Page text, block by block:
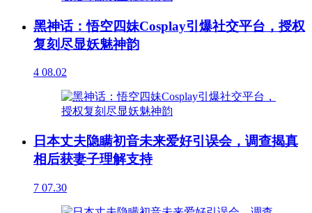
黑神话：悟空四妹Cosplay引爆社交平台，授权
复刻尽显妖魅神韵
4 08.02
日本丈夫隐瞒初音未来爱好引误会，调查揭真
相后获妻子理解支持
7 07.30